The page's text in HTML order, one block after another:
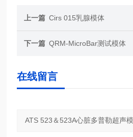
上一篇 Cirs 015乳腺模体
下一篇 QRM-MicroBar测试模体
在线留言